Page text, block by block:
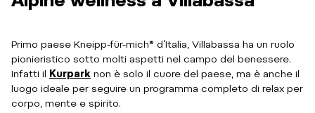
Primo paese Kneipp-für-mich® d’Italia, Villabassa ha un ruolo
pionieristico sotto molti aspetti nel campo del benessere.
Infatti il Kurpark non è solo il cuore del paese, ma è anche il
luogo ideale per seguire un programma completo di relax per
corpo, mente e spirito.